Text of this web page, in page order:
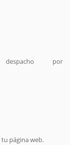
por
página web.